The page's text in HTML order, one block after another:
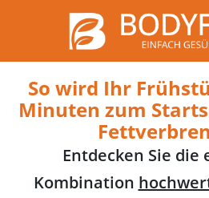
So wird Ihr
Minuten zum
Entdecken Sie die
Kombination